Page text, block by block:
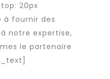
20px
fournir des
notre expertise,
le partenaire